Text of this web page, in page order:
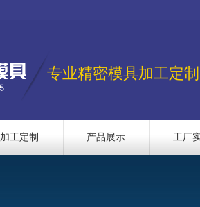
专业精密模具加工定制
加工定制 产品展示 工厂